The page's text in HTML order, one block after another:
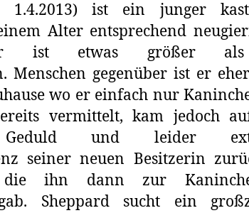
1.4.2013) ist ein junger
Alter entsprechend
ist etwas größer
Menschen gegenüber ist er
wo er einfach nur
vermittelt, kam jedoch
Geduld und leider
seiner neuen Besitzerin
die ihn dann zur
Sheppard sucht ein